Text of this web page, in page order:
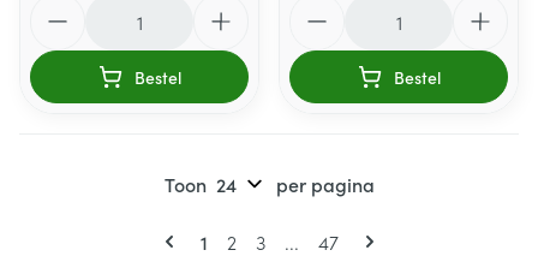
Bestel Bestel
Pagina's
U lees momenteel pagina
1 Pagina
2 Pagina
3 ... Pagina
47
Toon per pagina